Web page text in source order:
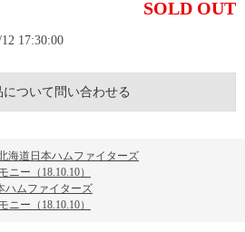
SOLD OUT
17:30:00
について問い合わせる
海道日本ハムファイターズ
ニー（18.10.10）
ハムファイターズ
ニー（18.10.10）